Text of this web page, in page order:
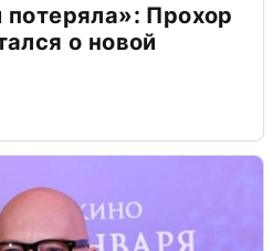
Прохор
о новой